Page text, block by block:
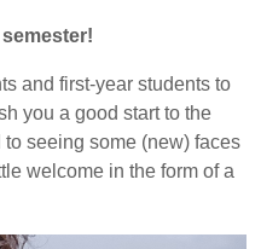
and first-year students to
you a good start to the
seeing some (new) faces
welcome in the form of a